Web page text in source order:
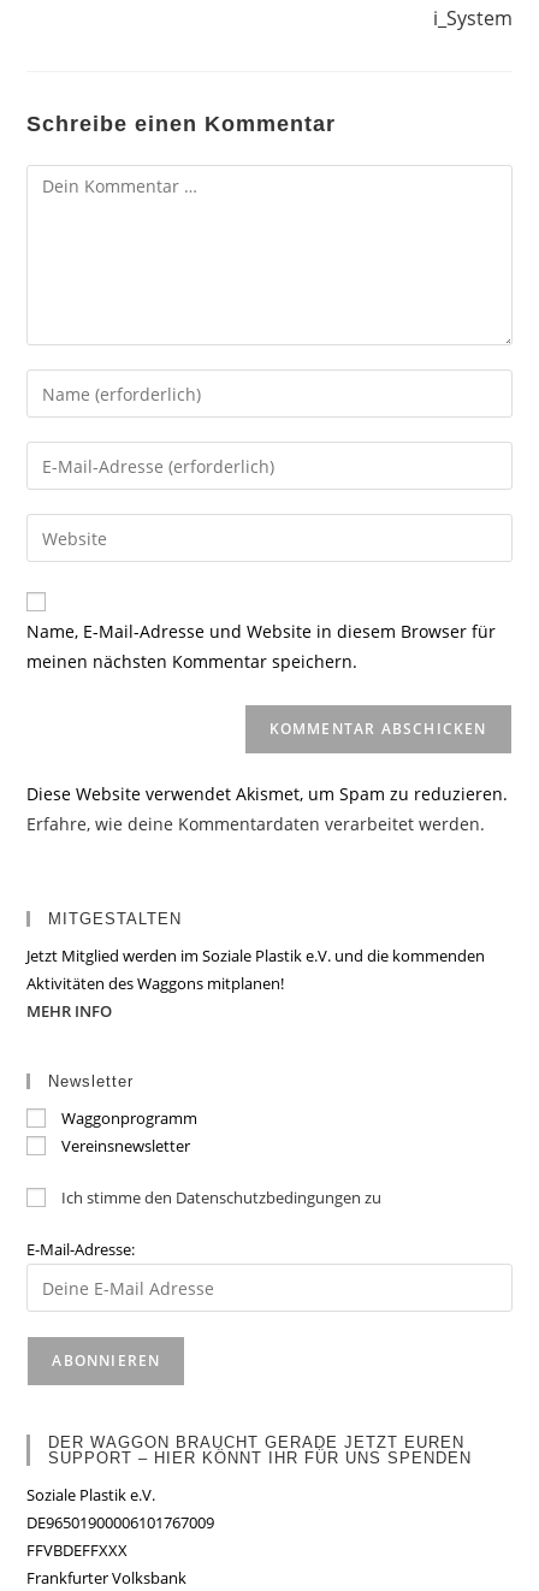
i_System
Schreibe einen Kommentar
Kommentar
Gib
deinen
Namen
oder
zum
Kommentieren
ein
Gib
deine
E-
Mail-
zum
Kommentieren
ein
Gib
deine
Website-
URL
Name, E-Mail-Adresse und Website in diesem Browser für
meinen nächsten Kommentar speichern.
Diese Website verwendet Akismet, um Spam zu reduzieren.
Erfahre, wie deine Kommentardaten verarbeitet werden.
MITGESTALTEN
Jetzt Mitglied werden im Soziale Plastik e.V. und die kommenden
Aktivitäten des Waggons mitplanen!
MEHR INFO
Newsletter
Waggonprogramm
Vereinsnewsletter
Ich stimme den Datenschutzbedingungen zu
E-Mail-Adresse:
DER WAGGON BRAUCHT GERADE JETZT EUREN
SUPPORT – HIER KÖNNT IHR FÜR UNS SPENDEN
Soziale Plastik e.V.
DE96501900006101767009
FFVBDEFFXXX
Frankfurter Volksbank